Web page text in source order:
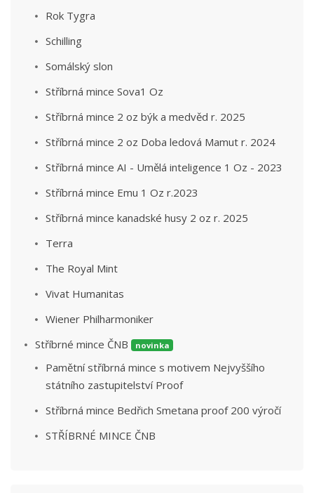
Rok Tygra
Schilling
Somálský slon
Stříbrná mince Sova1 Oz
Stříbrná mince 2 oz býk a medvěd r. 2025
Stříbrná mince 2 oz Doba ledová Mamut r. 2024
Stříbrná mince AI - Umělá inteligence 1 Oz - 2023
Stříbrná mince Emu 1 Oz r.2023
Stříbrná mince kanadské husy 2 oz r. 2025
Terra
The Royal Mint
Vivat Humanitas
Wiener Philharmoniker
Stříbrné mince ČNB
novinka
Pamětní stříbrná mince s motivem Nejvyššího
státního zastupitelství Proof
Stříbrná mince Bedřich Smetana proof 200 výročí
STŘÍBRNÉ MINCE ČNB